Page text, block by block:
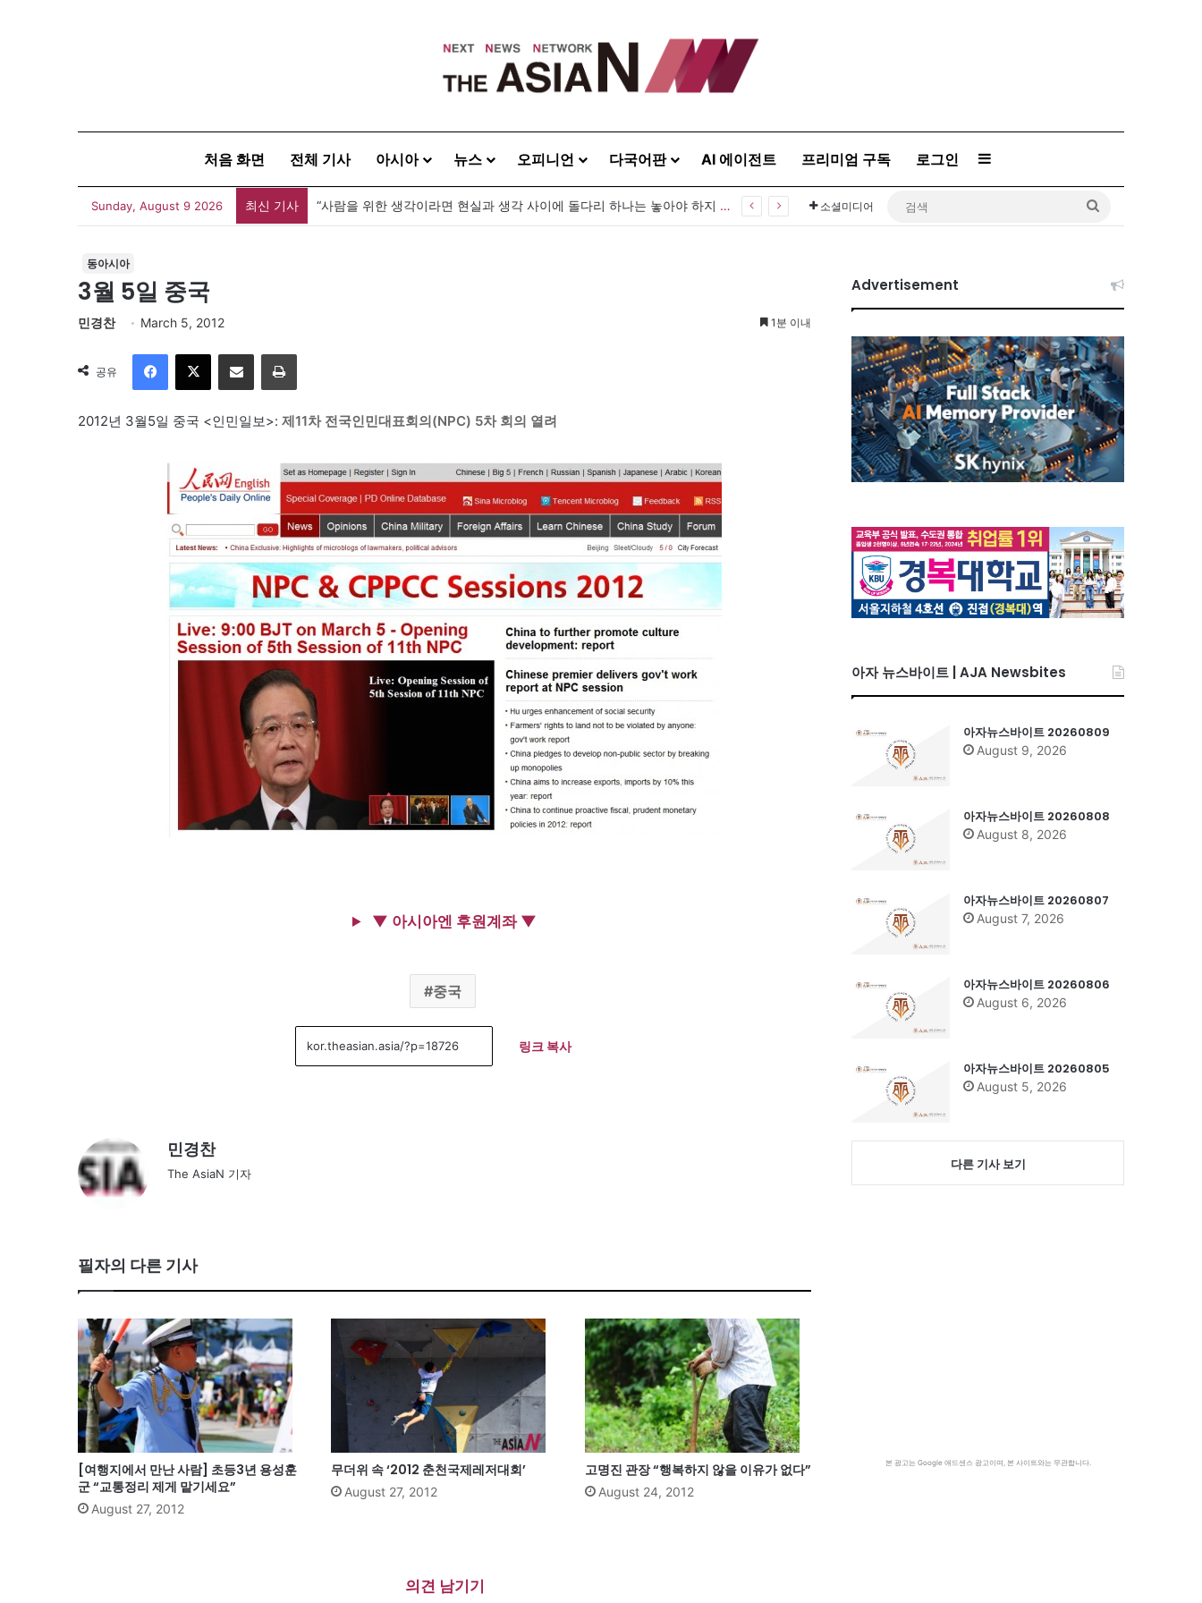
처음 화면 전체 기사 아시아 뉴스 오피니언 다국어판 AI 에이전트 프리미엄 구독 로그인 Sidebar
Sunday, August 9 2026 최신 기사 [출판] 표현의 자유는 어디까지 허용되는가…김재형 전 대법관 ‘언론과 인격권’ 소셜미디어
동아시아
3월 5일 중국
민경찬 March 5, 2012 1분 이내
공유
이메일
2012년 3월5일 중국 <인민일보>: 제11차 전국인민대표회의(NPC) 5차 회의 열려
▼ 아시아엔 후원계좌 ▼
중국
링크 복사
민경찬
The AsiaN 기자
필자의 다른 기사
[여행지에서 만난 사람] 초등3년 용성훈
군 “교통정리 제게 맡기세요”
August 27, 2012
무더위 속 ‘2012 춘천국제레저대회’
August 27, 2012
고명진 관장 “행복하지 않을 이유가 없다”
August 24, 2012
의견 남기기
Advertisement
아자 뉴스바이트 | AJA Newsbites
아자뉴스바이트 20260809
August 9, 2026
아자뉴스바이트 20260808
August 8, 2026
아자뉴스바이트 20260807
August 7, 2026
아자뉴스바이트 20260806
August 6, 2026
아자뉴스바이트 20260805
August 5, 2026
다른 기사 보기
본 광고는 Google 애드센스 광고이며, 본 사이트와는 무관합니다.